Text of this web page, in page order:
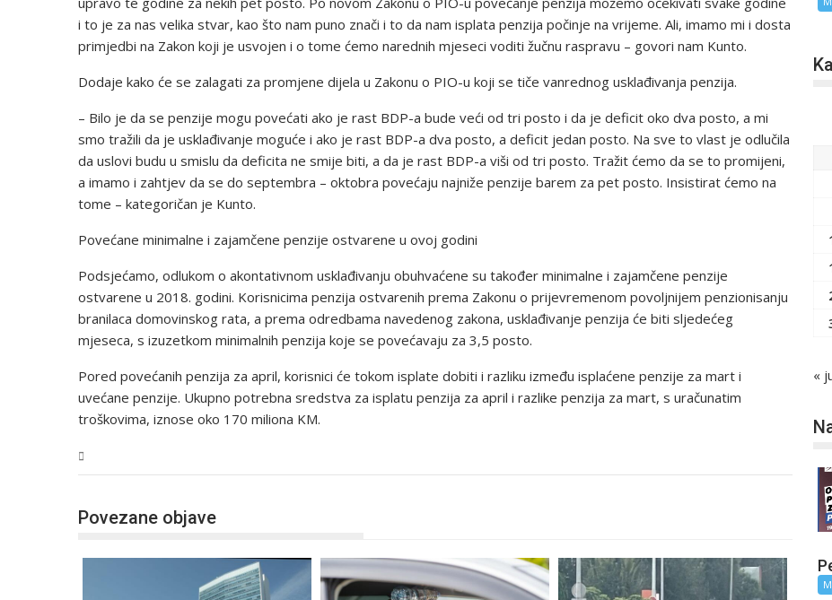
i to je za nas velika stvar, kao što nam puno znači i to da nam isplata penzija počinje na vrijeme. Ali, imamo mi i dosta
primjedbi na Zakon koji je usvojen i o tome ćemo narednih mjeseci voditi žučnu raspravu – govori nam Kunto.
Dodaje kako će se zalagati za promjene dijela u Zakonu o PIO-u koji se tiče vanrednog usklađivanja penzija.
– Bilo je da se penzije mogu povećati ako je rast BDP-a bude veći od tri posto i da je deficit oko dva posto, a mi
smo tražili da je usklađivanje moguće i ako je rast BDP-a dva posto, a deficit jedan posto. Na sve to vlast je odlučila
da uslovi budu u smislu da deficita ne smije biti, a da je rast BDP-a viši od tri posto. Tražit ćemo da se to promijeni,
a imamo i zahtjev da se do septembra – oktobra povećaju najniže penzije barem za pet posto. Insistirat ćemo na
tome – kategoričan je Kunto.
Povećane minimalne i zajamčene penzije ostvarene u ovoj godini
Podsjećamo, odlukom o akontativnom usklađivanju obuhvaćene su također minimalne i zajamčene penzije
ostvarene u 2018. godini. Korisnicima penzija ostvarenih prema Zakonu o prijevremenom povoljnijem penzionisanju
branilaca domovinskog rata, a prema odredbama navedenog zakona, usklađivanje penzija će biti sljedećeg
mjeseca, s izuzetkom minimalnih penzija koje se povećavaju za 3,5 posto.
Pored povećanih penzija za april, korisnici će tokom isplate dobiti i razliku između isplaćene penzije za mart i
uvećane penzije. Ukupno potrebna sredstva za isplatu penzija za april i razlike penzija za mart, s uračunatim
troškovima, iznose oko 170 miliona KM.
Povezane objave
«